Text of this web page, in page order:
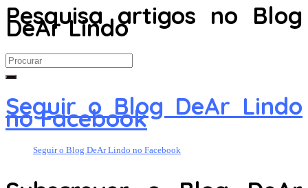
Pesquisa artigos no Blog
DeAr Lindo
Search
for:
Seguir o Blog DeAr Lindo
no Facebook
Seguir o Blog DeAr Lindo no Facebook